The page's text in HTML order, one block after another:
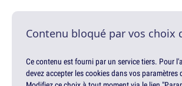
Contenu bloqué par vos choix
Ce contenu est fourni par un service tiers. Pour
devez accepter les cookies dans vos